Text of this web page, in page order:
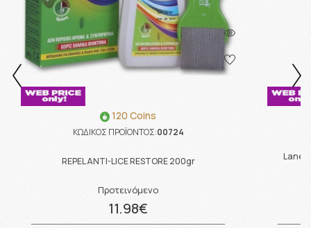
120 Coins
ΚΩΔΙΚΟΣ ΠΡΟΪΟΝΤΟΣ:00724
REPEL ANTI-LICE RESTORE 200gr
Προτεινόμενο
11.98€
Lanes